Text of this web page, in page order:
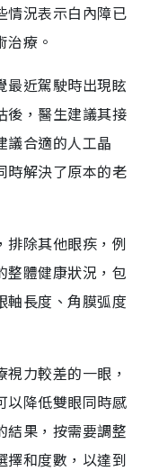
情況表示白內障已
療。
最近駕駛時出現眩
後，醫生建議其接
議合適的人工晶
時解決了原本的老
排除其他眼疾，例
整體健康狀況，包
軸長度、角膜弧度
力較差的一眼，
以降低雙眼同時感
結果，按需要調整
擇和度數，以達到